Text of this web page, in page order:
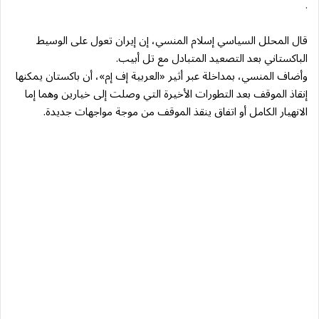
.
قال المحلل السياسي إسلام المنسي، إن إيران تعول على الوسيط
الباكستاني بعد التصعيد المتبادل مع تل أبيب.
وأضاف المنسي، بمداخلة عبر أثير «العربية إف إم»، أن باكستان يمكنها
إنقاذ الموقف بعد التطورات الأخيرة التي وصلت إلى خيارين وهما إما
الانهيار الكامل أو اتفاق ينقذ الموقف من موجة مواجهات جديدة.